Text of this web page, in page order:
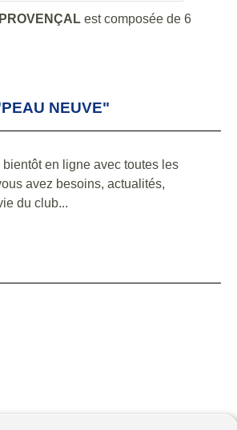
est composée de 6
NEUVE"
en ligne avec toutes les
avez besoins, actualités,
du club...